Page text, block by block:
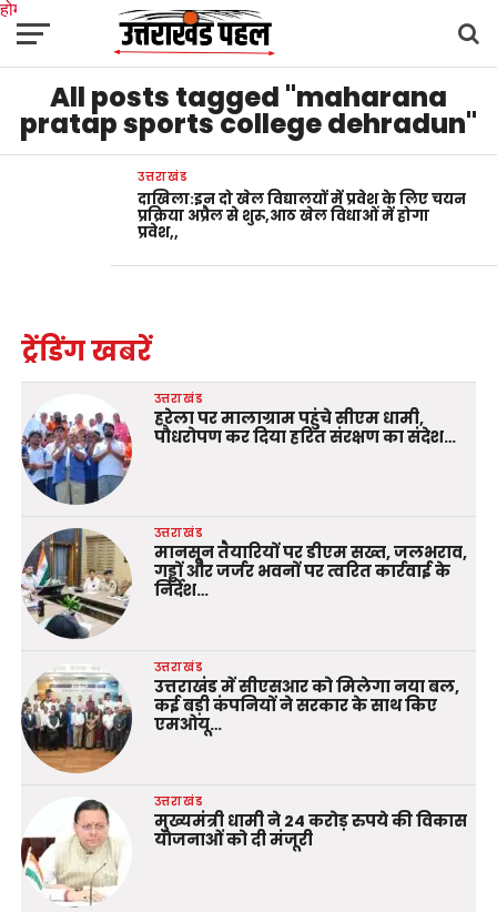
होम
उत्तराखंडअल्मोड़ाउत्तरकाशीउधम सिंह नगरचंपावतचमोलीटिहरी गढ़वाल
नैनीतालपिथौरागढ़ पौड़ी गढ़वालबागेश्वर रुद्रप्रयागहरिद्वारदेशदुनिया
मनोरंजनAll posts tagged "maharana
pratap sports college dehradun"
उत्तराखंड
दाखिला:इन दो खेल विद्यालयों में प्रवेश के लिए चयन
प्रक्रिया अप्रैल से शुरू,आठ खेल विधाओं में होगा
प्रवेश,,
ट्रेंडिंग खबरें
उत्तराखंड
हरेला पर मालाग्राम पहुंचे सीएम धामी,
पौधरोपण कर दिया हरित संरक्षण का संदेश…
उत्तराखंड
मानसून तैयारियों पर डीएम सख्त, जलभराव,
गड्ढों और जर्जर भवनों पर त्वरित कार्रवाई के
निर्देश…
उत्तराखंड
उत्तराखंड में सीएसआर को मिलेगा नया बल,
कई बड़ी कंपनियों ने सरकार के साथ किए
एमओयू…
उत्तराखंड
मुख्यमंत्री धामी ने 24 करोड़ रुपये की विकास
योजनाओं को दी मंजूरी